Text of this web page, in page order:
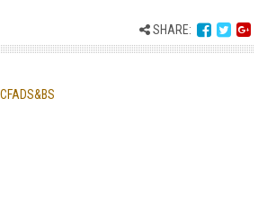
SHARE: